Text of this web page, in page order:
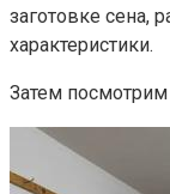
заготовке сена,
характеристики.
Затем